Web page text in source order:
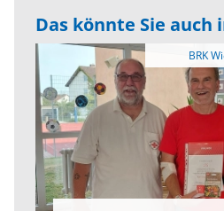
Das könnte Sie auch